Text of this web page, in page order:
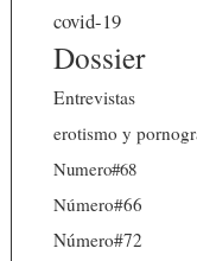
covid-19
Dossier
Entrevistas
erotismo y
Numero#68
Número#66
Número#72